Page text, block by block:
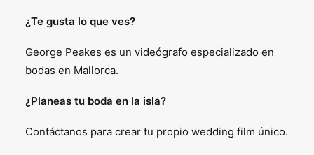
¿Te gusta lo que ves?
George Peakes es un videógrafo especializado en
bodas en Mallorca.
¿Planeas tu boda en la isla?
Contáctanos para crear tu propio wedding film único.